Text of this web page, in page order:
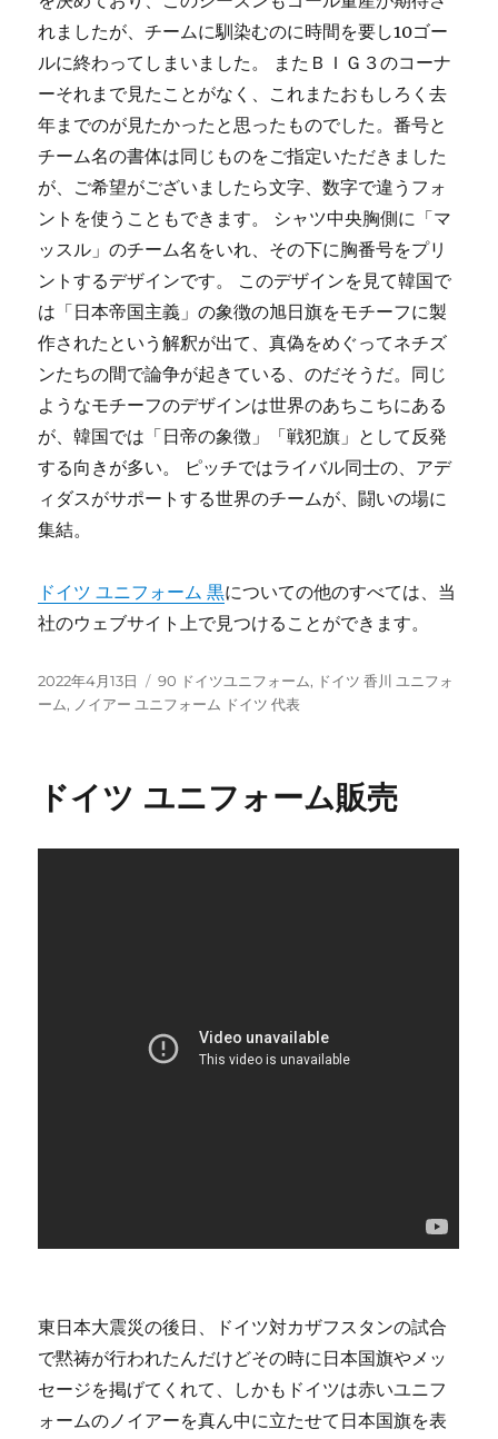
れましたが、チームに馴染むのに時間を要し10ゴー
ルに終わってしまいました。 またＢＩＧ３のコーナ
ーそれまで見たことがなく、これまたおもしろく去
年までのが見たかったと思ったものでした。番号と
チーム名の書体は同じものをご指定いただきました
が、ご希望がございましたら文字、数字で違うフォ
ントを使うこともできます。 シャツ中央胸側に「マ
ッスル」のチーム名をいれ、その下に胸番号をプリ
ントするデザインです。 このデザインを見て韓国で
は「日本帝国主義」の象徴の旭日旗をモチーフに製
作されたという解釈が出て、真偽をめぐってネチズ
ンたちの間で論争が起きている、のだそうだ。同じ
ようなモチーフのデザインは世界のあちこちにある
が、韓国では「日帝の象徴」「戦犯旗」として反発
する向きが多い。 ピッチではライバル同士の、アデ
ィダスがサポートする世界のチームが、闘いの場に
集結。
ドイツ ユニフォーム 黒についての他のすべては、当
社のウェブサイト上で見つけることができます。
投
稿
2022年4月13日
タ
グ
90 ドイツユニフォーム, ドイツ 香川 ユニフォ
ーム, ノイアー ユニフォーム ドイツ 代表
ドイツ ユニフォーム販売
東日本大震災の後日、ドイツ対カザフスタンの試合
で黙祷が行われたんだけどその時に日本国旗やメッ
セージを掲げてくれて、しかもドイツは赤いユニフ
ォームのノイアーを真ん中に立たせて日本国旗を表